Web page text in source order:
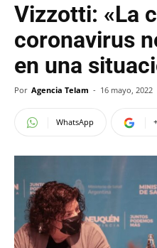
Vizzotti: «La
coronavirus
en una
Por Agencia Telam - 16 mayo, 2022
WhatsApp